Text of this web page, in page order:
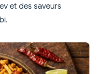
et des saveurs